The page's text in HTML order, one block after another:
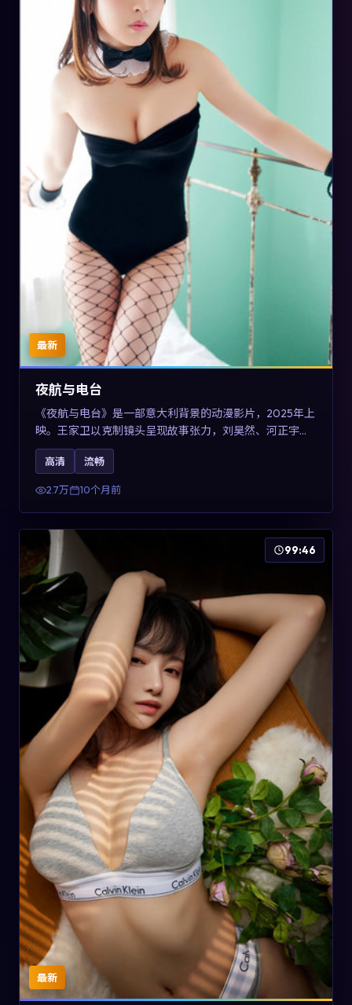
最新
夜航与电台
《夜航与电台》是一部意大利背景的动漫影片，2025年上
映。王家卫以克制镜头呈现故事张力，刘昊然、河正宇与
王景春的对手戏可圈可点。剧情层面以多线叙事拼贴都市
边缘人的选择与救赎，对关注导演风格与演员阵容的观众
具有检索与收藏价值。
高清 流畅
2.7万 10个月前
最新
99:46